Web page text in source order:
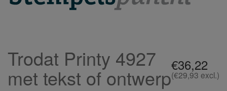
€36,22
(€29,93 excl.)
Trodat Printy 4927
met tekst of ontwerp